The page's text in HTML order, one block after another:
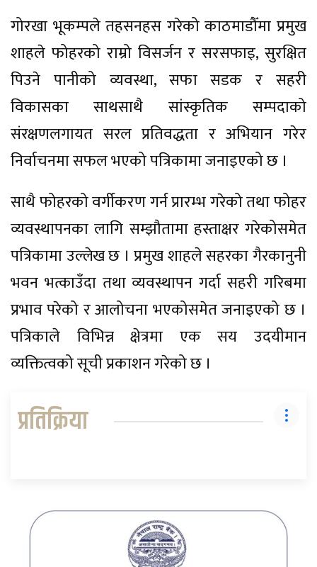
गोरखा भूकम्पले तहसनहस गरेको काठमाडौँमा प्रमुख
शाहले फोहरको राम्रो विसर्जन र सरसफाइ, सुरक्षित
पिउने पानीको व्यवस्था, सफा सडक र सहरी
विकासका साथसाथै सांस्कृतिक सम्पदाको
संरक्षणलगायत सरल प्रतिवद्धता र अभियान गरेर
निर्वाचनमा सफल भएको पत्रिकामा जनाइएको छ ।
साथै फोहरको वर्गीकरण गर्न प्रारम्भ गरेको तथा फोहर
व्यवस्थापनका लागि सम्झौतामा हस्ताक्षर गरेकोसमेत
पत्रिकामा उल्लेख छ । प्रमुख शाहले सहरका गैरकानुनी
भवन भत्काउँदा तथा व्यवस्थापन गर्दा सहरी गरिबमा
प्रभाव परेको र आलोचना भएकोसमेत जनाइएको छ ।
पत्रिकाले विभिन्न क्षेत्रमा एक सय उदयीमान
व्यक्तित्वको सूची प्रकाशन गरेको छ ।
प्रतिक्रिया